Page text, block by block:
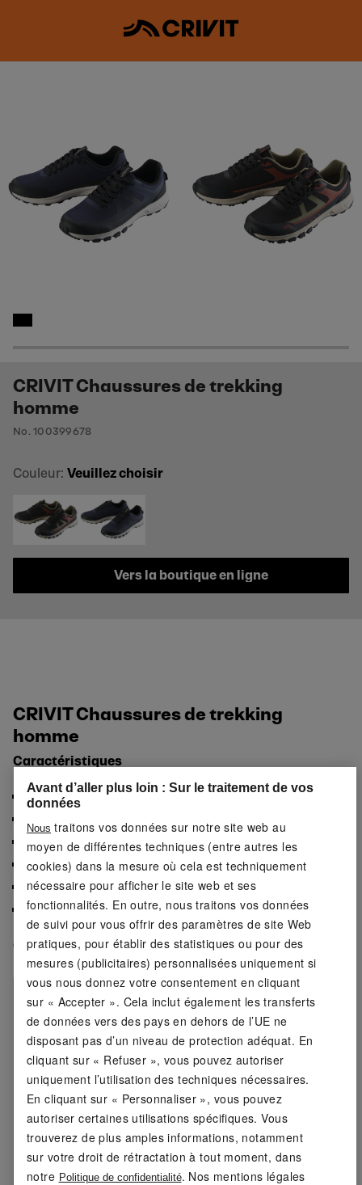
CRIVIT Chaussures de trekking
homme
No. 100399678
Couleur: Veuillez choisir
Vers la boutique en ligne
CRIVIT Chaussures de trekking
homme
Caractéristiques
Hydrofuge
Semelle intérieure amovible
Rembourrage confortable de la languette et du col
Semelle extérieure profilée en TPR
Avec boucle d'enfilage pratique
Caractéristiques du produit
Couleurs: bleu marine, noir
Motif: non
Détail:
intérieur textile, semelle intérieure
amovible, rembourrage de la
languette et du col, boucle
d'enfilage
Fonction: hydrofuge
Avant d’aller plus loin : Sur le traitement de vos
données
Nous traitons vos données sur notre site web au
moyen de différentes techniques (entre autres les
cookies) dans la mesure où cela est techniquement
nécessaire pour afficher le site web et ses
fonctionnalités. En outre, nous traitons vos données
de suivi pour vous offrir des paramètres de site Web
pratiques, pour établir des statistiques ou pour des
mesures (publicitaires) personnalisées uniquement si
vous nous donnez votre consentement en cliquant
sur « Accepter ». Cela inclut également les transferts
de données vers des pays en dehors de l’UE ne
disposant pas d’un niveau de protection adéquat. En
cliquant sur « Refuser », vous pouvez autoriser
uniquement l’utilisation des techniques nécessaires.
En cliquant sur « Personnaliser », vous pouvez
autoriser certaines utilisations spécifiques. Vous
trouverez de plus amples informations, notamment
sur votre droit de rétractation à tout moment, dans
notre Politique de confidentialité. Nos mentions légales